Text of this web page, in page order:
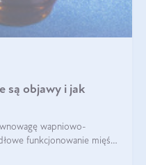
są objawy i jak
wapniowo-
funkcjonowanie mięśni